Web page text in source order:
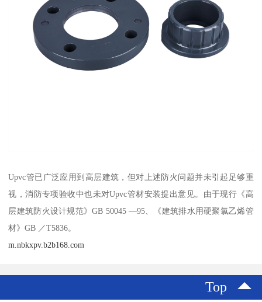
Upvc管已广泛应用到高层建筑，但对上述防火问题并未引起足够重
视，消防专项验收中也未对Upvc管材安装提出意见。由于现行《高
层建筑防火设计规范》GB 50045 —95、《建筑排水用硬聚氯乙烯管
材》GB ／T5836。
m.nbkxpv.b2b168.com
Top